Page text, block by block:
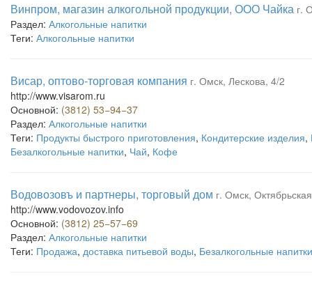
Винпром, магазин алкогольной продукции, ООО Чайка г.
Раздел: Алкогольные напитки
Теги: Алкогольные напитки
Висар, оптово-торговая компания г. Омск, Лескова, 4/2
http://www.visarom.ru
Основной: (3812) 53−94−37
Раздел: Алкогольные напитки
Теги: Продукты быстрого приготовления, Кондитерские изделия,
Безалкогольные напитки, Чай, Кофе
Водовозовъ и партнеры, торговый дом г. Омск,
http://www.vodovozov.info
Основной: (3812) 25−57−69
Раздел: Алкогольные напитки
Теги: Продажа, доставка питьевой воды, Безалкогольные напитки